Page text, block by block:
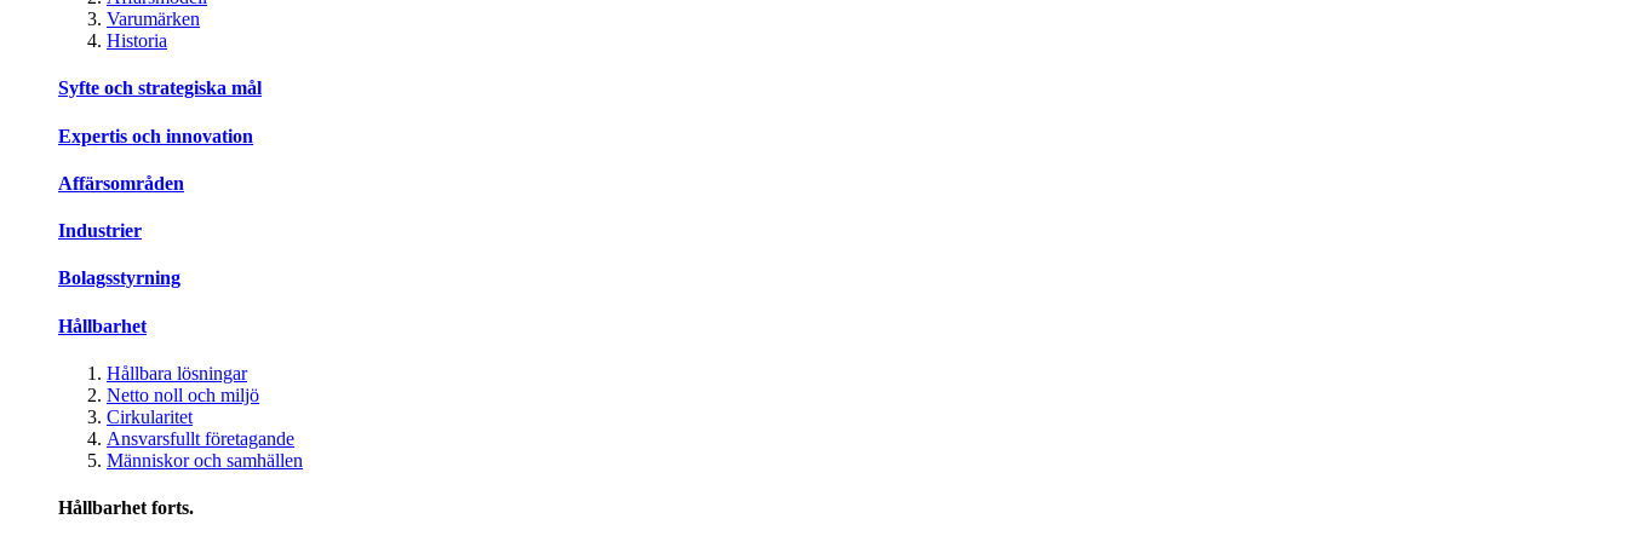
Varumärken
Historia
Syfte och strategiska mål
Expertis och innovation
Affärsområden
Industrier
Bolagsstyrning
Hållbarhet
Hållbara lösningar
Netto noll och miljö
Cirkularitet
Ansvarsfullt företagande
Människor och samhällen
Hållbarhet forts.